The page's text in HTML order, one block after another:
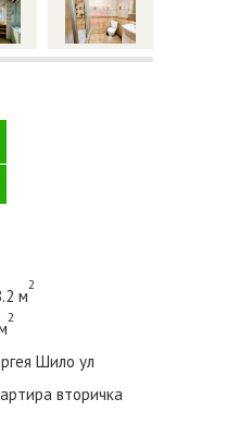
м
2
2
Шило ул
вторичка